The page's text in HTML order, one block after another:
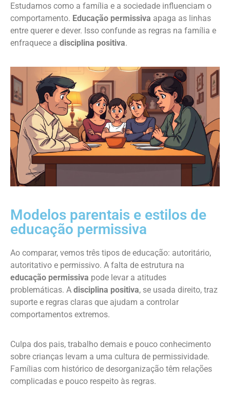
Estudamos como a família e a sociedade influenciam o
comportamento. Educação permissiva apaga as linhas
entre querer e dever. Isso confunde as regras na família e
enfraquece a disciplina positiva.
Modelos parentais e estilos de
educação permissiva
Ao comparar, vemos três tipos de educação: autoritário,
autoritativo e permissivo. A falta de estrutura na
educação permissiva pode levar a atitudes
problemáticas. A disciplina positiva, se usada direito, traz
suporte e regras claras que ajudam a controlar
comportamentos extremos.
Culpa dos pais, trabalho demais e pouco conhecimento
sobre crianças levam a uma cultura de permissividade.
Famílias com histórico de desorganização têm relações
complicadas e pouco respeito às regras.